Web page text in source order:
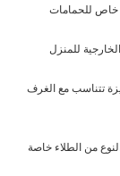
خاص للحمامات
للمنزل
تتناسب مع الغرف
من الطلاء خاصة